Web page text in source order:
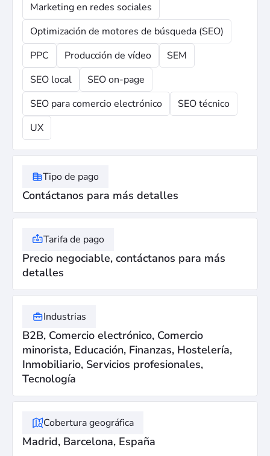
Marketing en redes sociales
Optimización de motores de búsqueda (SEO)
PPC
Producción de vídeo
SEM
SEO local
SEO on-page
SEO para comercio electrónico
SEO técnico
UX
Tipo de pago
Contáctanos para más detalles
Tarifa de pago
Precio negociable, contáctanos para más
detalles
Industrias
B2B, Comercio electrónico, Comercio
minorista, Educación, Finanzas, Hostelería,
Inmobiliario, Servicios profesionales,
Tecnología
Cobertura geográfica
Madrid, Barcelona, ​​España